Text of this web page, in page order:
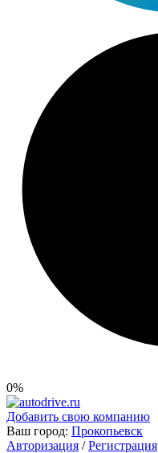
0%
Добавить свою компанию
Ваш город: Прокопьевск
Авторизация / Регистрация